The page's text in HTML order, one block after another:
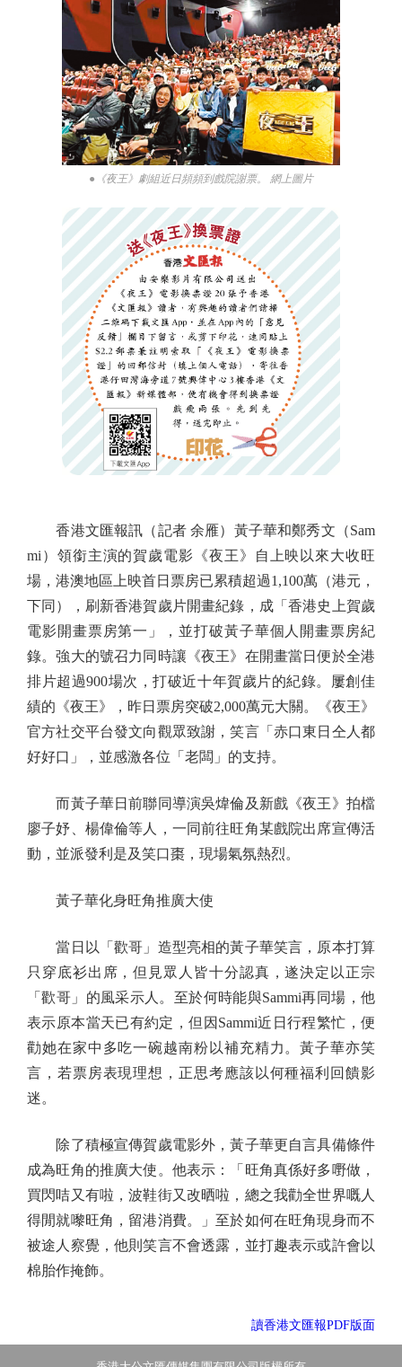
●《夜王》劇組近日頻頻到戲院謝票。 網上圖片
香港文匯報訊（記者 余雁）黃子華和鄭秀文（Sam
mi）領銜主演的賀歲電影《夜王》自上映以來大收旺
場，港澳地區上映首日票房已累積超過1,100萬（港元，
下同），刷新香港賀歲片開畫紀錄，成「香港史上賀歲
電影開畫票房第一」，並打破黃子華個人開畫票房紀
錄。強大的號召力同時讓《夜王》在開畫當日便於全港
排片超過900場次，打破近十年賀歲片的紀錄。屢創佳
績的《夜王》，昨日票房突破2,000萬元大關。《夜王》
官方社交平台發文向觀眾致謝，笑言「赤口東日仝人都
好好口」，並感激各位「老闆」的支持。
而黃子華日前聯同導演吳煒倫及新戲《夜王》拍檔
廖子妤、楊偉倫等人，一同前往旺角某戲院出席宣傳活
動，並派發利是及笑口棗，現場氣氛熱烈。
黃子華化身旺角推廣大使
當日以「歡哥」造型亮相的黃子華笑言，原本打算
只穿底衫出席，但見眾人皆十分認真，遂決定以正宗
「歡哥」的風采示人。至於何時能與Sammi再同場，他
表示原本當天已有約定，但因Sammi近日行程繁忙，便
勸她在家中多吃一碗越南粉以補充精力。黃子華亦笑
言，若票房表現理想，正思考應該以何種福利回饋影
迷。
除了積極宣傳賀歲電影外，黃子華更自言具備條件
成為旺角的推廣大使。他表示：「旺角真係好多嘢做，
買閃咭又有啦，波鞋街又改晒啦，總之我勸全世界嘅人
得閒就嚟旺角，留港消費。」至於如何在旺角現身而不
被途人察覺，他則笑言不會透露，並打趣表示或許會以
棉胎作掩飾。
讀香港文匯報PDF版面